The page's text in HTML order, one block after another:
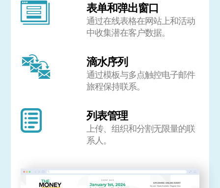
表单和弹出窗口
通过在线表格在网站上和活动
中收集潜在客户数据。
滴水序列
通过模板与多点触控电子邮件
旅程保持联系。
列表管理
上传、组织和分割无限量的联
系人。